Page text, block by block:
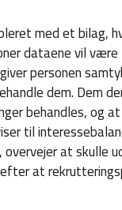
med et bilag,
dataene vil være
personen
dem. Dem
behandles,
til
at skulle
at